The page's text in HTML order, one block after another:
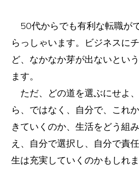
50代からでも有利な転職が
らっしゃいます。ビジネスに
ど、なかなか芽が出ないとい
ます。
ただ、どの道を選ぶにせよ
ら、ではなく、自分で、これ
きていくのか、生活をどう組
え、自分で選択し、自分で責
生は充実していくのかもしれま
Copyright © 2026 · 竹岡佳信